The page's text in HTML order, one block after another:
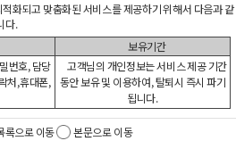
화되고 맞춤화된 서비스를 제공하기 위해서 다음과 같
다.
보유기간
번호, 담당
처,휴대폰,
고객님의 개인정보는 서비스 제공 기간
동안 보유 및 이용하여, 탈퇴시 즉시 파기
됩니다.
록으로 이동 본문으로 이동